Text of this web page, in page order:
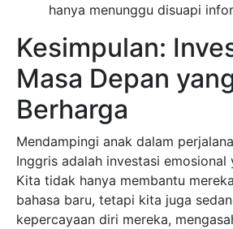
hanya menunggu disuapi
Kesimpulan:
Masa Depan
Berharga
Mendampingi anak dalam
Inggris adalah investasi emosional
Kita tidak hanya membantu
bahasa baru, tetapi kita juga
kepercayaan diri mereka,